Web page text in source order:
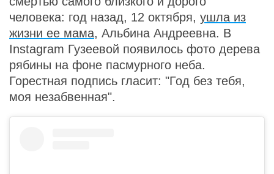
человека: год назад, 12 октября, ушла из
жизни ее мама, Альбина Андреевна. В
Instagram Гузеевой появилось фото дерева
рябины на фоне пасмурного неба.
Горестная подпись гласит: "Год без тебя,
моя незабвенная".